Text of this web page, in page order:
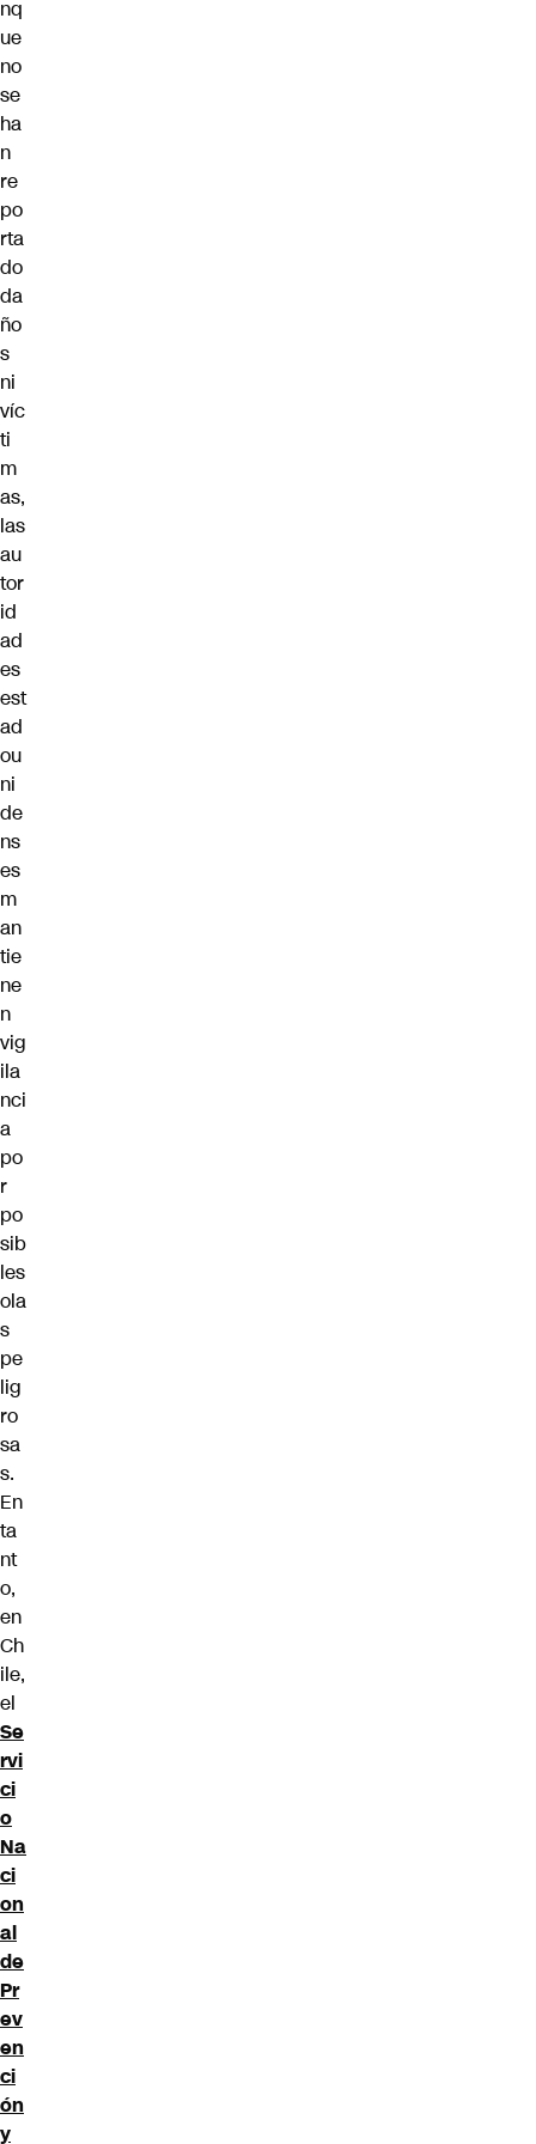
nq
ue
no
se
ha
n
re
po
rta
do
da
ño
s
ni
víc
ti
m
as,
las
au
tor
id
ad
es
est
ad
ou
ni
de
ns
es
m
an
tie
ne
n
vig
ila
nci
a
po
r
po
sib
les
ola
s
pe
lig
ro
sa
s.
En
ta
nt
o,
en
Ch
ile,
el
Se
rvi
ci
o
Na
ci
on
al
de
Pr
ev
en
ci
ón
y